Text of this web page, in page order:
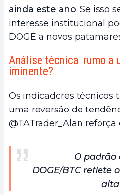
ainda este ano. Se isso
interesse institucional
DOGE a novos
Análise técnica: rumo a
iminente?
Os indicadores técnicos
uma reversão de
@TATrader_Alan reforça
O padrão
DOGE/BTC reflete
alta